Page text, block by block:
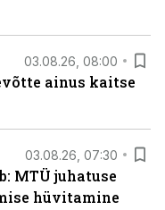
03.08.26, 08:00
ainus kaitse
03.08.26, 07:30
MTÜ juhatuse
hüvitamine